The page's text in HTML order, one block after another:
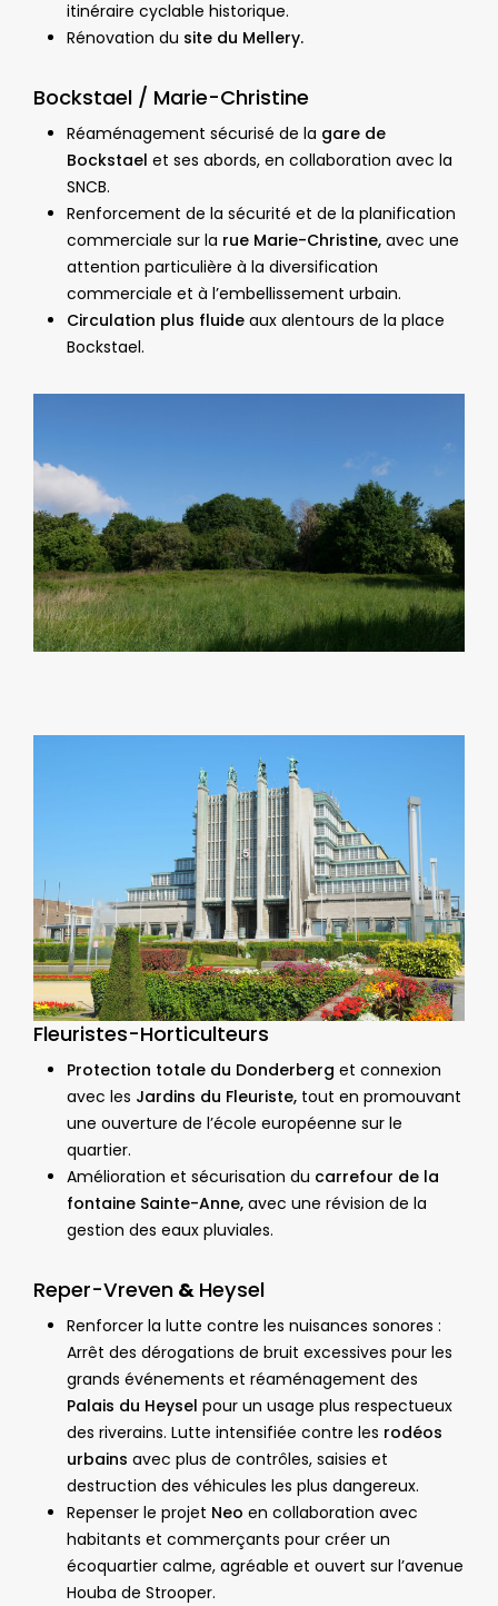
itinéraire cyclable historique.
Rénovation du site du Mellery.
Bockstael / Marie-Christine
Réaménagement sécurisé de la gare de
Bockstael et ses abords, en collaboration avec la
SNCB.
Renforcement de la sécurité et de la planification
commerciale sur la rue Marie-Christine,avec une
attention particulière à la diversification
commerciale et à l’embellissement urbain.
Circulation plus fluide aux alentours de la place
Bockstael.
Fleuristes-Horticulteurs
Protection totale du Donderberg et connexion
avec les Jardins du Fleuriste, tout en promouvant
une ouverture de l’école européenne sur le
quartier.
Amélioration et sécurisation du carrefour de la
fontaine Sainte-Anne, avec une révision de la
gestion des eaux pluviales.
Reper-Vreven & Heysel
Renforcer la lutte contre les nuisances sonores :
Arrêt des dérogations de bruit excessives pour les
grands événements et réaménagement des
Palais du Heysel pour un usage plus respectueux
des riverains. Lutte intensifiée contre les rodéos
urbains avec plus de contrôles, saisies et
destruction des véhicules les plus dangereux.
Repenser le projet Neoen collaboration avec
habitants et commerçants pour créer un
écoquartier calme, agréable et ouvert sur l’avenue
Houba de Strooper.